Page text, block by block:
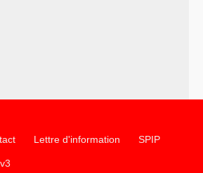
Lettre d'information SPIP